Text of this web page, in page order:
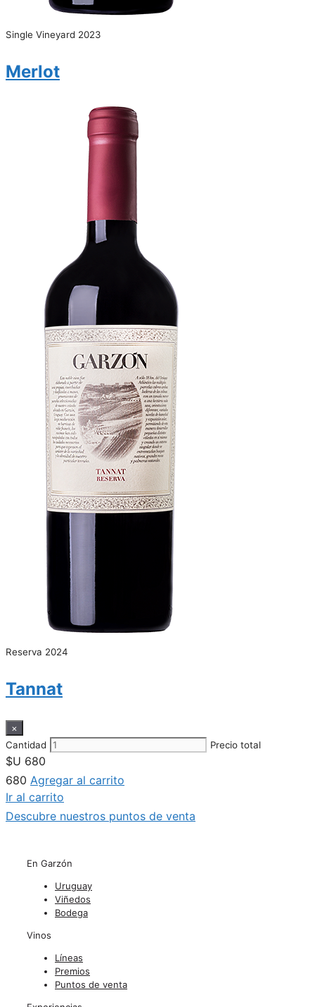
Single Vineyard 2023
Merlot
Reserva 2024
Tannat
×
Cantidad
Precio total
$U 680
680 Agregar al carrito
Ir al carrito
Descubre nuestros puntos de venta
En Garzón
Uruguay
Viñedos
Bodega
Vinos
Líneas
Premios
Puntos de venta